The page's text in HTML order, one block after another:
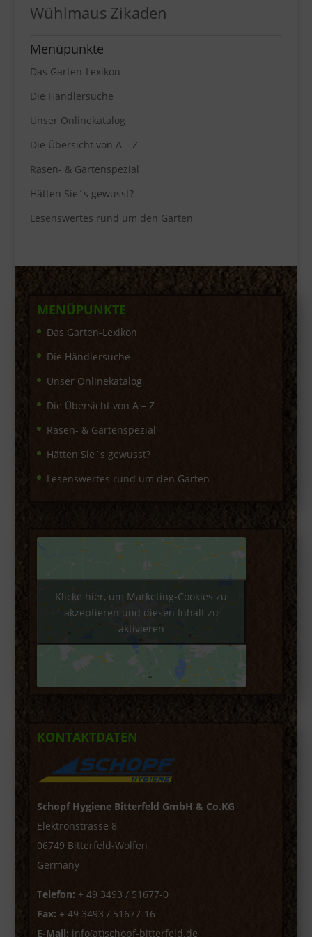
Wühlmaus Zikaden
Menüpunkte
Das Garten-Lexikon
Die Händlersuche
Unser Onlinekatalog
Die Übersicht von A – Z
Rasen- & Gartenspezial
Hätten Sie´s gewusst?
Lesenswertes rund um den Garten
MENÜPUNKTE
Das Garten-Lexikon
Die Händlersuche
Unser Onlinekatalog
Die Übersicht von A – Z
Rasen- & Gartenspezial
Hätten Sie´s gewusst?
Lesenswertes rund um den Garten
Klicke hier, um Marketing-Cookies zu
akzeptieren und diesen Inhalt zu
aktivieren
KONTAKTDATEN
Schopf Hygiene Bitterfeld GmbH & Co.KG
Elektronstrasse 8
06749 Bitterfeld-Wolfen
Germany
Telefon: + 49 3493 / 51677-0
Fax: + 49 3493 / 51677-16
E-Mail: info(at)schopf-bitterfeld.de